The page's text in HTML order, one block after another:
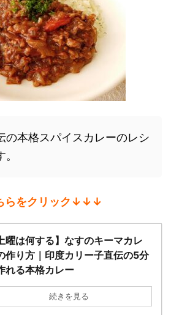
の本格スパイスカレーのレシ
らをクリック↓↓↓
曜は何する】なすのキーマカレ
作り方｜印度カリー子直伝の5分
れる本格カレー
続きを見る